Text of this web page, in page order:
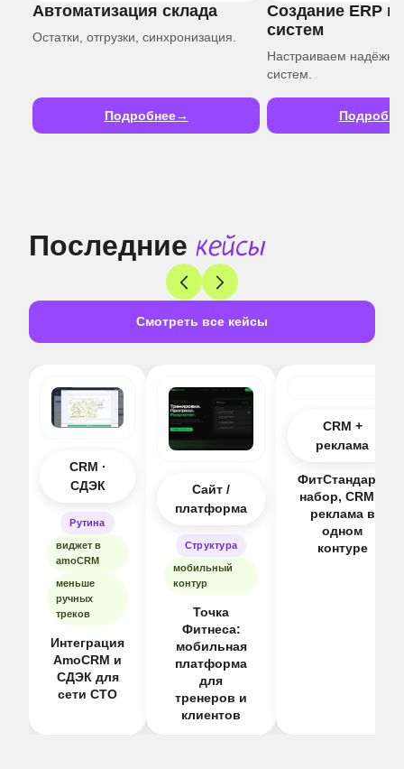
Автоматизация склада
Остатки, отгрузки, синхронизация.
Подробнее
Создание ERP и
систем
Настраиваем
систем.
Последние кейсы
Смотреть все кейсы
CRM ·
СДЭК
Рутина
виджет в
amoCRM
меньше
ручных
треков
Интеграция
AmoCRM и
СДЭК для
сети СТО
Сайт /
платформа
Структура
мобильный
контур
Точка
Фитнеса:
мобильная
платформа
для
тренеров и
клиентов
CRM +
реклама
ФитСтандарт:
набор, CRM и
реклама в
одном
контуре